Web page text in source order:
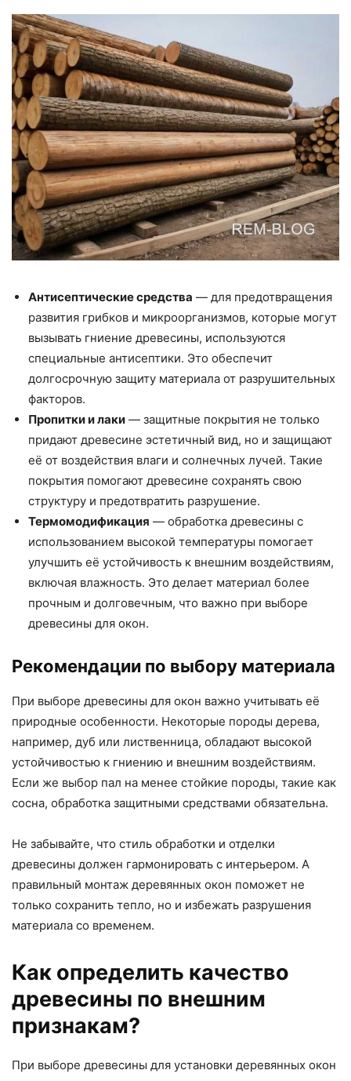
Антисептические средства — для предотвращения
развития грибков и микроорганизмов, которые могут
вызывать гниение древесины, используются
специальные антисептики. Это обеспечит
долгосрочную защиту материала от разрушительных
факторов.
Пропитки и лаки — защитные покрытия не только
придают древесине эстетичный вид, но и защищают
её от воздействия влаги и солнечных лучей. Такие
покрытия помогают древесине сохранять свою
структуру и предотвратить разрушение.
Термомодификация — обработка древесины с
использованием высокой температуры помогает
улучшить её устойчивость к внешним воздействиям,
включая влажность. Это делает материал более
прочным и долговечным, что важно при выборе
древесины для окон.
Рекомендации по выбору материала
При выборе древесины для окон важно учитывать её
природные особенности. Некоторые породы дерева,
например, дуб или лиственница, обладают высокой
устойчивостью к гниению и внешним воздействиям.
Если же выбор пал на менее стойкие породы, такие как
сосна, обработка защитными средствами обязательна.
Не забывайте, что стиль обработки и отделки
древесины должен гармонировать с интерьером. А
правильный монтаж деревянных окон поможет не
только сохранить тепло, но и избежать разрушения
материала со временем.
Как определить качество
древесины по внешним
признакам?
При выборе древесины для установки деревянных окон